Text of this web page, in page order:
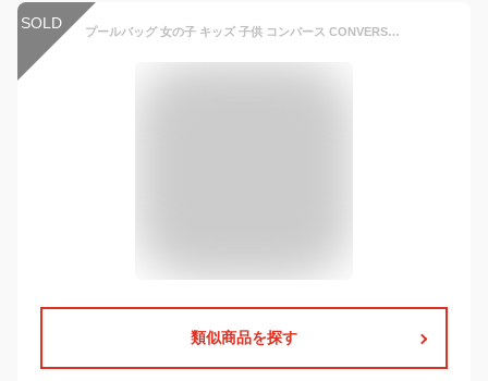
SOLD プールバッグ 女の子 キッズ 子供 コンバース CONVERSE ショルダー ドラムバッグ ミニボストンバッグ
類似商品を探す